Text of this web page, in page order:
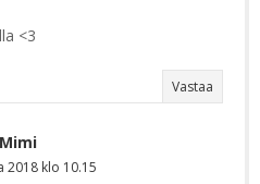
<3
Vastaa
2018 klo 10.15